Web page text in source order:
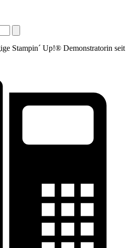
Stampin´ Up!® Demonstratorin seit